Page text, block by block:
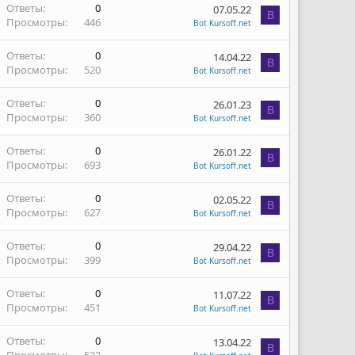
Ответы
0
Просмотры
446
07.05.22
Bot Kursoff.net
B
Ответы
0
Просмотры
520
14.04.22
Bot Kursoff.net
B
Ответы
0
Просмотры
360
26.01.23
Bot Kursoff.net
B
Ответы
0
Просмотры
693
26.01.22
Bot Kursoff.net
B
Ответы
0
Просмотры
627
02.05.22
Bot Kursoff.net
B
Ответы
0
Просмотры
399
29.04.22
Bot Kursoff.net
B
Ответы
0
Просмотры
451
11.07.22
Bot Kursoff.net
B
Ответы
0
13.04.22 B